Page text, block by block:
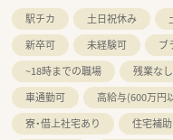
駅チカ 土日祝休み
新卒可
未経験可 ブ
~18時までの職場
残業な
車通勤可
高給与(600万円
寮・借上社宅あり
住宅補